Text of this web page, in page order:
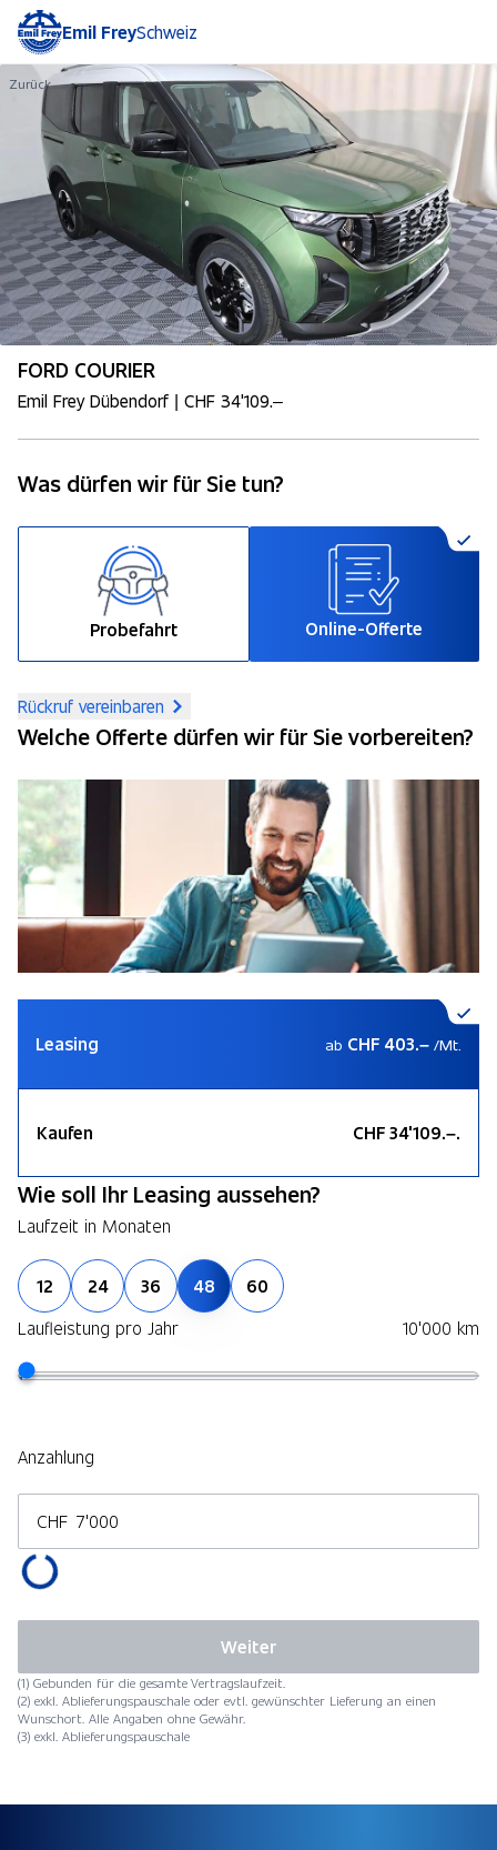
Emil FreySchweiz
Zurück
FORD COURIER
Emil Frey Dübendorf | CHF 34'109.–
Was dürfen wir für Sie tun?
Probefahrt Online-Offerte
Rückruf vereinbaren
Welche Offerte dürfen wir für Sie vorbereiten?
Leasing ab CHF 403.– /Mt.
Kaufen CHF 34'109.–.
Wie soll Ihr Leasing aussehen?
Laufzeit in Monaten
12 24 36 48
60
Laufleistung pro Jahr
10'000 km
Anzahlung
CHF
(1) Gebunden für die gesamte Vertragslaufzeit.
(2) exkl. Ablieferungspauschale oder evtl. gewünschter Lieferung an einen
Wunschort. Alle Angaben ohne Gewähr.
(3) exkl. Ablieferungspauschale
Weiter